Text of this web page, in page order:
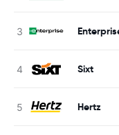
Sixt
Hertz